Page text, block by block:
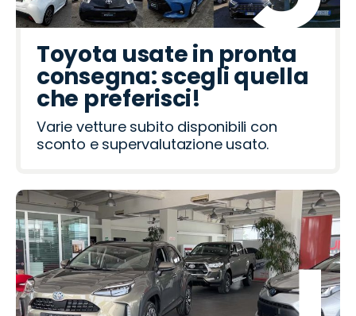
Toyota usate in pronta
consegna: scegli quella
che preferisci!
Varie vetture subito disponibili con
sconto e supervalutazione usato.